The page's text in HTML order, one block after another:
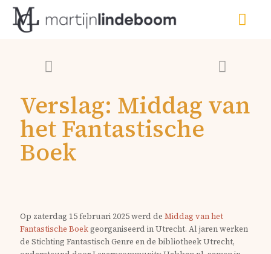
Verslag: Middag van
het Fantastische
Boek
Op zaterdag 15 februari 2025 werd de Middag van het
Fantastische Boekgeorganiseerd in Utrecht. Al jaren werken
de Stichting Fantastisch Genre en de bibliotheek Utrecht,